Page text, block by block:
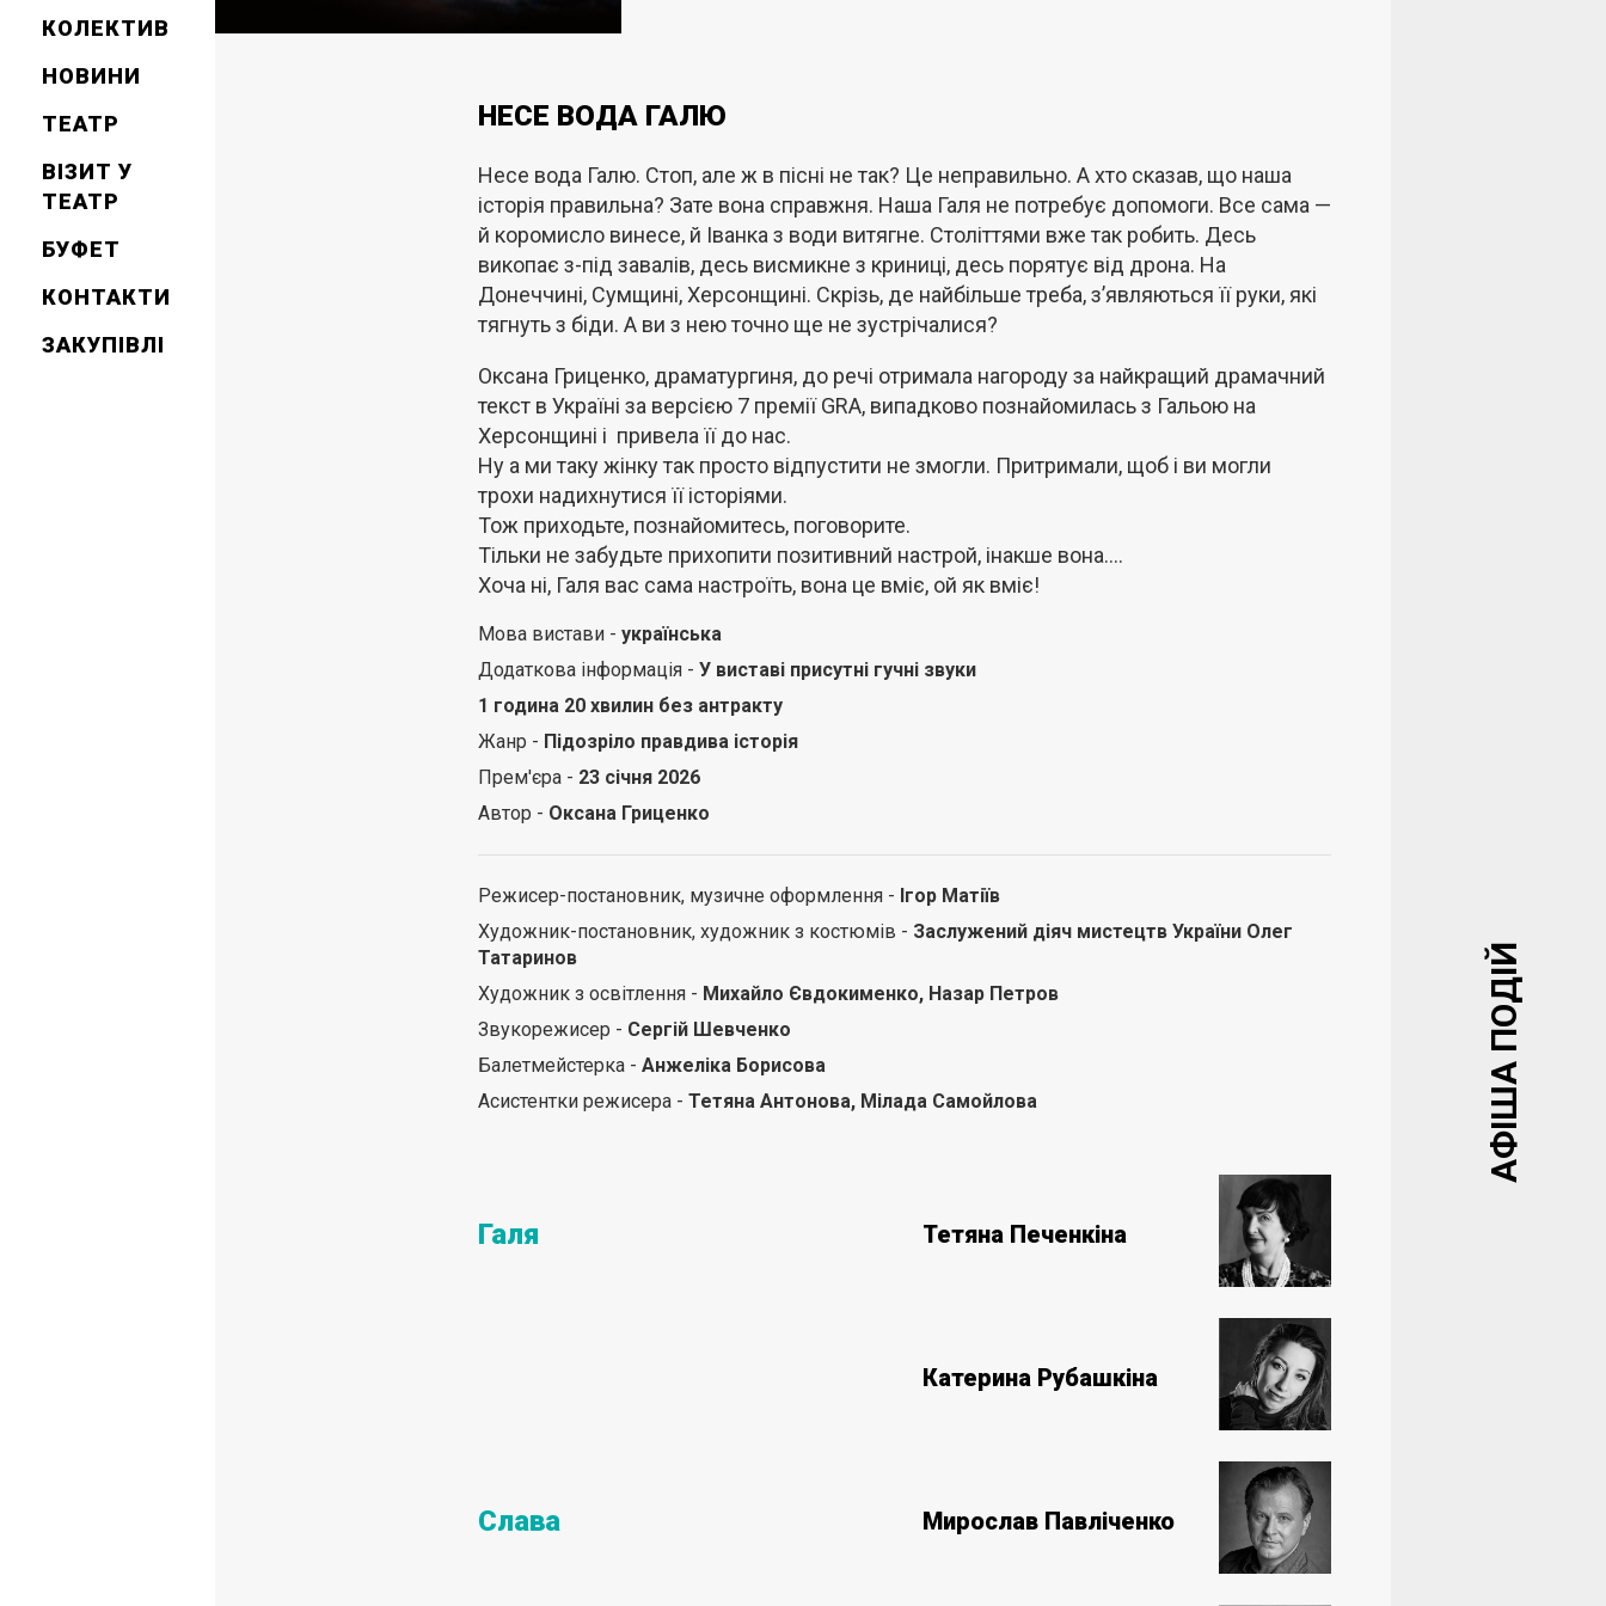
КОЛЕКТИВ
НОВИНИ
ТЕАТР
ВІЗИТ У
ТЕАТР
БУФЕТ
КОНТАКТИ
ЗАКУПІВЛІ
АФІША ПОДІЙ
НЕСЕ ВОДА ГАЛЮ
Несе вода Галю. Стоп, але ж в пісні не так? Це неправильно. А хто сказав, що наша
історія правильна? Зате вона справжня. Наша Галя не потребує допомоги. Все сама —
й коромисло винесе, й Іванка з води витягне. Століттями вже так робить. Десь
викопає з-під завалів, десь висмикне з криниці, десь порятує від дрона. На
Донеччині, Сумщині, Херсонщині. Скрізь, де найбільше треба, з’являються її руки, які
тягнуть з біди. А ви з нею точно ще не зустрічалися?
Оксана Гриценко, драматургиня, до речі отримала нагороду за найкращий драмачний
текст в Україні за версією 7 премії GRA, випадково познайомилась з Гальою на
Херсонщині і привела її до нас.
Ну а ми таку жінку так просто відпустити не змогли. Притримали, щоб і ви могли
трохи надихнутися її історіями.
Тож приходьте, познайомитесь, поговорите.
Тільки не забудьте прихопити позитивний настрой, інакше вона….
Хоча ні, Галя вас сама настроїть, вона це вміє, ой як вміє!
Мова вистави - українська
Додаткова інформація - У виставі присутні гучні звуки
1 година 20 хвилин без антракту
Жанр - Підозріло правдива історія
Прем'єра - 23 січня 2026
Автор - Оксана Гриценко
Режисер-постановник, музичне оформлення - Ігор Матіїв
Художник-постановник, художник з костюмів - Заслужений діяч мистецтв України Олег
Татаринов
Художник з освітлення - Михайло Євдокименко, Назар Петров
Звукорежисер - Сергій Шевченко
Балетмейстерка - Анжеліка Борисова
Асистентки режисера - Тетяна Антонова, Мілада Самойлова
Галя Тетяна Печенкіна
Катерина Рубашкіна
Слава Мирослав Павліченко